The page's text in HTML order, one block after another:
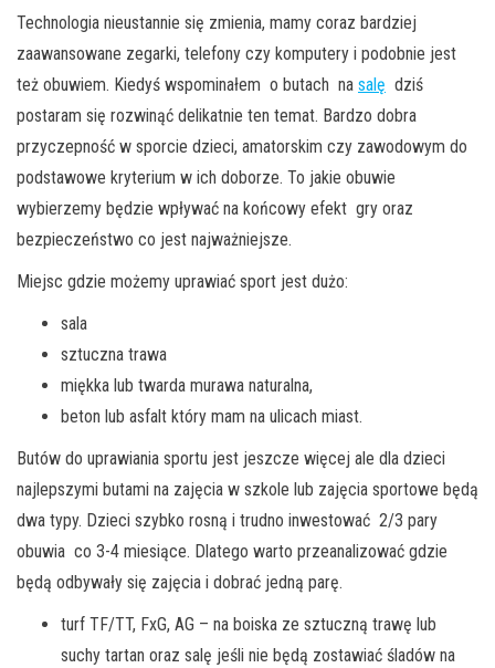
Technologia nieustannie się zmienia, mamy coraz bardziej
zaawansowane zegarki, telefony czy komputery i podobnie jest
też obuwiem. Kiedyś wspominałem o butach na salę dziś
postaram się rozwinąć delikatnie ten temat. Bardzo dobra
przyczepność w sporcie dzieci, amatorskim czy zawodowym do
podstawowe kryterium w ich doborze. To jakie obuwie
wybierzemy będzie wpływać na końcowy efekt gry oraz
bezpieczeństwo co jest najważniejsze.
Miejsc gdzie możemy uprawiać sport jest dużo:
sala
sztuczna trawa
miękka lub twarda murawa naturalna,
beton lub asfalt który mam na ulicach miast.
Butów do uprawiania sportu jest jeszcze więcej ale dla dzieci
najlepszymi butami na zajęcia w szkole lub zajęcia sportowe będą
dwa typy. Dzieci szybko rosną i trudno inwestować 2/3 pary
obuwia co 3-4 miesiące. Dlatego warto przeanalizować gdzie
będą odbywały się zajęcia i dobrać jedną parę.
turf TF/TT, FxG, AG – na boiska ze sztuczną trawę lub
suchy tartan oraz salę jeśli nie będą zostawiać śladów na